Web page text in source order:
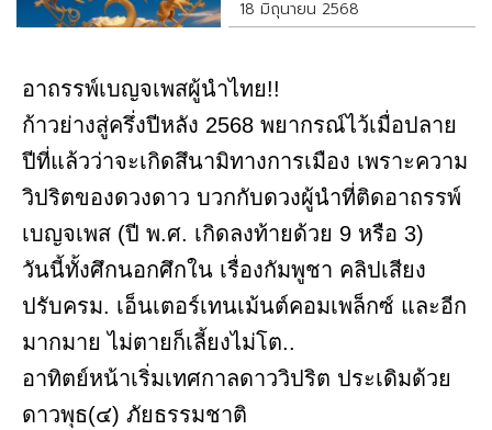
18 มิถุนายน 2568
อาถรรพ์เบญจเพสผู้นำไทย!!
ก้าวย่างสู่ครึ่งปีหลัง 2568 พยากรณ์ไว้เมื่อปลาย
ปีที่แล้วว่าจะเกิดสึนามิทางการเมือง เพราะความ
วิปริตของดวงดาว บวกกับดวงผู้นำที่ติดอาถรรพ์
เบญจเพส (ปี พ.ศ. เกิดลงท้ายด้วย 9 หรือ 3)
วันนี้ทั้งศึกนอกศึกใน เรื่องกัมพูชา คลิปเสียง
ปรับครม. เอ็นเตอร์เทนเม้นต์คอมเพล็กซ์ และอีก
มากมาย ไม่ตายก็เลี้ยงไม่โต..
อาทิตย์หน้าเริ่มเทศกาลดาววิปริต ประเดิมด้วย
ดาวพุธ(๔) ภัยธรรมชาติ